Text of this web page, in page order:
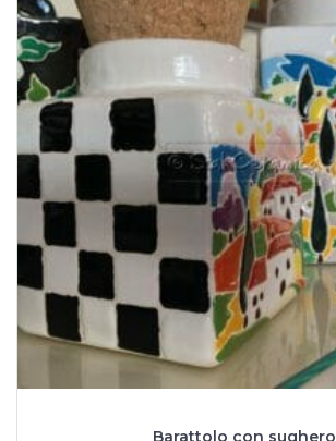
Barattolo con sughero